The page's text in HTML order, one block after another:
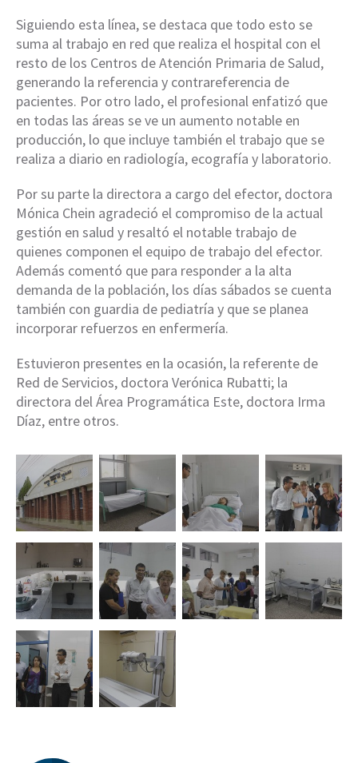
Siguiendo esta línea, se destaca que todo esto se
suma al trabajo en red que realiza el hospital con el
resto de los Centros de Atención Primaria de Salud,
generando la referencia y contrareferencia de
pacientes. Por otro lado, el profesional enfatizó que
en todas las áreas se ve un aumento notable en
producción, lo que incluye también el trabajo que se
realiza a diario en radiología, ecografía y laboratorio.
Por su parte la directora a cargo del efector, doctora
Mónica Chein agradeció el compromiso de la actual
gestión en salud y resaltó el notable trabajo de
quienes componen el equipo de trabajo del efector.
Además comentó que para responder a la alta
demanda de la población, los días sábados se cuenta
también con guardia de pediatría y que se planea
incorporar refuerzos en enfermería.
Estuvieron presentes en la ocasión, la referente de
Red de Servicios, doctora Verónica Rubatti; la
directora del Área Programática Este, doctora Irma
Díaz, entre otros.